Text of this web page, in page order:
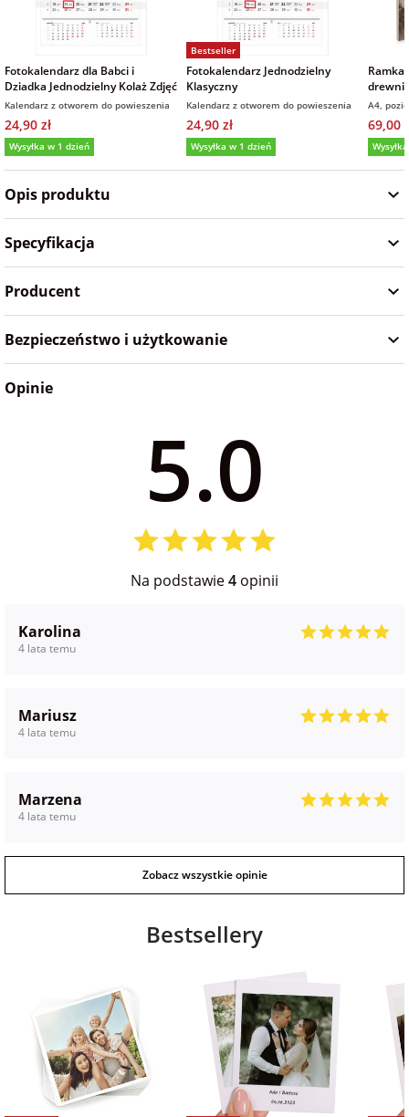
Fotoksiążki
Dodatki i
opakowania
Chłopaka
na Dzień Kobiet
na mikołajki
na prezent
na Dzień Babci i
Dziadka
dla przyjaciela
Fotokalendarz dla Babci i
Dziadka Jednodzielny Kolaż Zdjęć
Kalendarz z otworem do powieszenia
24,90 zł
Wysyłka w 1 dzień
Bestseller
Fotokalendarz Jednodzielny
Klasyczny
Kalendarz z otworem do powieszenia
24,90 zł
Wysyłka w 1 dzień
Ramka
A4,
69,00
Opis produktu
Specyfikacja
Producent
Bezpieczeństwo i użytkowanie
Opinie
5.0
Na podstawie4 opinii
Karolina
4 lata temu
Mariusz
4 lata temu
Marzena
4 lata temu
Zobacz wszystkie opinie
Bestsellery